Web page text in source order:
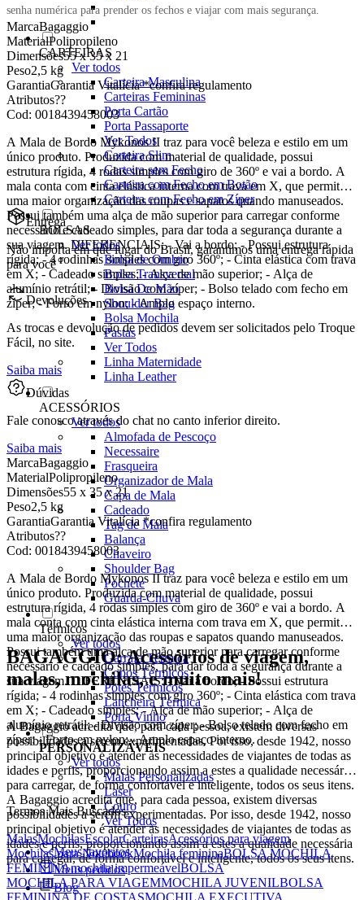
CARTEIRAS
Ver todos
Carteira Masculina
Carteiras Femininas
Porta Cartão
Porta Passaporte
Ver Todos
Carteira Slim
Carteira sem Fecho
Carteira com Fecho em Botão
Carteira com Fecho em Zíper
BOLSAS
Ver todos
Bolsa de Ombro
Bolsa Transversal
Bolsa De Mão
Shoulder Bag
Bolsa Mochila
Pastas
Ver Todos
Linha Maternidade
Linha Leather
ACESSÓRIOS
Ver todos
Almofada de Pescoço
Necessaire
Frasqueira
Organizador de Mala
Capa de Mala
Cadeado
Tag de Mala
Balança
Chaveiro
Shoulder Bag
Pochete
Guarda-Chuva
Térmicos
Ver todos
Garrafa Térmica
Copos Térmicos
Potes Térmicos
Lancheira Térmica
Porta Vinho
PERSONALIZÁVEIS
Ver todos
Malas Personalizadas
Laser
Couro
Ver Todos
Meus favoritos
Meus pedidos
Blog
senha numérica para prender os fechos e viajar com mais segurança.
MarcaBagaggio
MaterialPolipropileno
Dimensões55 x 35 x 21
Peso2,5 kg
GarantiaGarantia Vitalícia *confira regulamento
Atributos??
Cod: 0018439458003
A Mala de Bordo Mykonos II traz para você beleza e estilo em um
único produto. Produzida com material de qualidade, possui
estrutura rígida, 4 rodas simples com giro de 360º e vai a bordo. A
mala conta com cinta elástica interna com trava em X, que permite
uma maior organização das roupas e sapatos quando manuseados.
Possui também uma alça de mão superior para carregar conforme
necessário e cadeado simples, para dar toda a segurança durante a
sua viagem. DIFERENCIAIS: - Vai a bordo; - Possui estrutura
rígida; - 4 rodinhas simples com giro 360º; - Cinta elástica com trava
em X; - Cadeado simples; - Alça de mão superior; - Alça de
alumínio retrátil; - Divisão com zíper; - Bolso telado com fecho em
zíper; - Forro em nylon; - Amplo espaço interno.
Entrega
Não importa em que lugar do Brasil, garantimos uma entrega rápida
para você
Devoluções
As trocas e devolução de pedidos devem ser solicitados pelo Troque
Fácil, no site.
Saiba mais
Dúvidas
Fale conosco através do chat no canto inferior direito.
Saiba mais
MarcaBagaggio
MaterialPolipropileno
Dimensões55 x 35 x 21
Peso2,5 kg
GarantiaGarantia Vitalícia *confira regulamento
Atributos??
Cod: 0018439458003
A Mala de Bordo Mykonos II traz para você beleza e estilo em um
único produto. Produzida com material de qualidade, possui
estrutura rígida, 4 rodas simples com giro de 360º e vai a bordo. A
mala conta com cinta elástica interna com trava em X, que permite
uma maior organização das roupas e sapatos quando manuseados.
Possui também uma alça de mão superior para carregar conforme
necessário e cadeado simples, para dar toda a segurança durante a
sua viagem. DIFERENCIAIS: - Vai a bordo; - Possui estrutura
rígida; - 4 rodinhas simples com giro 360º; - Cinta elástica com trava
em X; - Cadeado simples; - Alça de mão superior; - Alça de
alumínio retrátil; - Divisão com zíper; - Bolso telado com fecho em
zíper; - Forro em nylon; - Amplo espaço interno.
BAGAGGIO: Acessórios de viagem,
malas, mochilas, e muito mais!
A Bagaggio acredita que, para cada pessoa, existem diversas
possibilidades a serem experimentadas. Por isso, desde 1942, nosso
principal objetivo é atender às necessidades de viajantes de todas as
idades e perfis, proporcionando assim a estes a qualidade necessária
para carregar, de forma confortável e inteligente, todos os seus itens.
A Bagaggio acredita que, para cada pessoa, existem diversas
possibilidades a serem experimentadas. Por isso, desde 1942, nosso
principal objetivo é atender às necessidades de viajantes de todas as
idades e perfis, proporcionando assim a estes a qualidade necessária
para carregar, de forma confortável e inteligente, todos os seus itens.
Termos Mais Buscados
MalasMochilasEscolarCarteirasAcessórios para viagem
Mochilas para NotebookMochila femininaBOLSA MOCHILA
FEMININAmochila impermeávelBOLSA
MOCHILA PARA VIAGEMMOCHILA JUVENILBOLSA
FEMININA DE COSTASMOCHILA EXECUTIVA